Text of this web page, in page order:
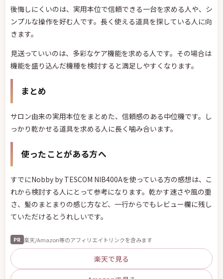
後悔しにくいのは、実用本位で信頼できる一台を求める人や、シ
ンプルな操作を好む人です。長く使える道具を探している人に向
きます。
見送っていいのは、多彩なケア機能を求める人です。その場合は
機能を盛り込んだ機種を検討すると満足しやすくなります。
まとめ
サロン由来の実用本位をまとめた、信頼感のある中位機です。し
っかり乾かせる道具を求める人に長く噛み合います。
使ったことがある方へ
すでにNobby by TESCOM NIB400Aを使っている方の感想は、こ
れから検討する人にとって参考になります。乾かす速さや風の重
さ、髪のまとまりの感じ方など、一行からでもレビュー欄に残し
ていただけるとうれしいです。
PR 楽天/Amazon等のアフィリエイトリンクを含みます
楽天で見る
Amazonで見る